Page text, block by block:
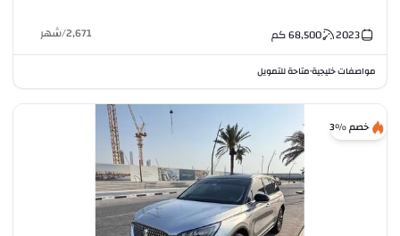
2023
68,500كم 2,671
/شهر
مواصفات خليجية•متاحة للتمويل
خصم %3